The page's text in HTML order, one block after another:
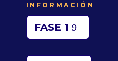
INFORMACIÓN
FASE 1